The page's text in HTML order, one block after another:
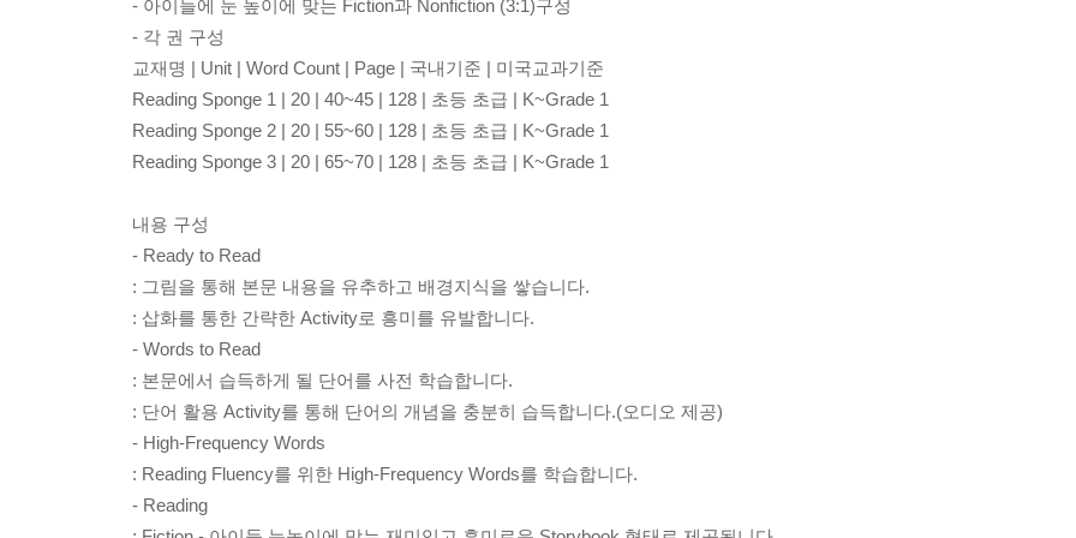
- 아이들에 눈 높이에 맞는 Fiction과 Nonfiction (3:1)구성
- 각 권 구성
교재명 | Unit | Word Count | Page | 국내기준 | 미국교과기준
Reading Sponge 1 | 20 | 40~45 | 128 | 초등 초급 | K~Grade 1
Reading Sponge 2 | 20 | 55~60 | 128 | 초등 초급 | K~Grade 1
Reading Sponge 3 | 20 | 65~70 | 128 | 초등 초급 | K~Grade 1
내용 구성
- Ready to Read
: 그림을 통해 본문 내용을 유추하고 배경지식을 쌓습니다.
: 삽화를 통한 간략한 Activity로 흥미를 유발합니다.
- Words to Read
: 본문에서 습득하게 될 단어를 사전 학습합니다.
: 단어 활용 Activity를 통해 단어의 개념을 충분히 습득합니다.(오디오 제공)
- High-Frequency Words
: Reading Fluency를 위한 High-Frequency Words를 학습합니다.
- Reading